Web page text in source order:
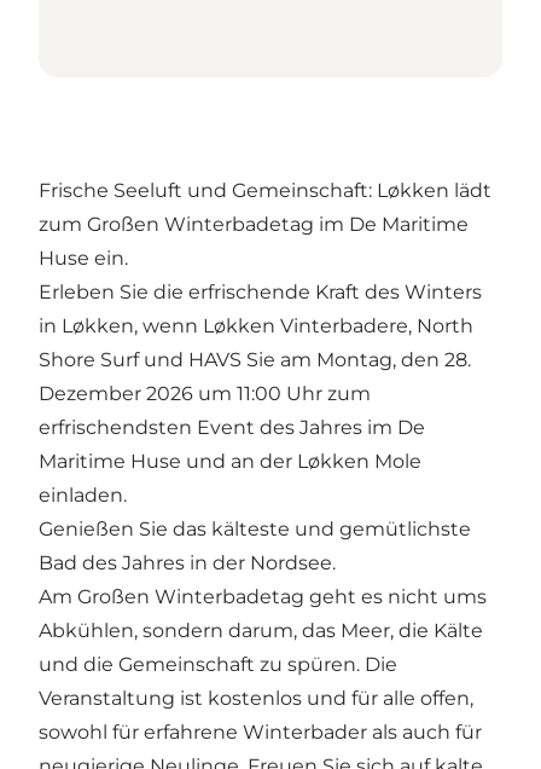
Frische Seeluft und Gemeinschaft: Løkken lädt
zum Großen Winterbadetag im De Maritime
Huse ein.
Erleben Sie die erfrischende Kraft des Winters
in Løkken, wenn Løkken Vinterbadere, North
Shore Surf und HAVS Sie am Montag, den 28.
Dezember 2026 um 11:00 Uhr zum
erfrischendsten Event des Jahres im De
Maritime Huse und an der Løkken Mole
einladen.
Genießen Sie das kälteste und gemütlichste
Bad des Jahres in der Nordsee.
Am Großen Winterbadetag geht es nicht ums
Abkühlen, sondern darum, das Meer, die Kälte
und die Gemeinschaft zu spüren. Die
Veranstaltung ist kostenlos und für alle offen,
sowohl für erfahrene Winterbader als auch für